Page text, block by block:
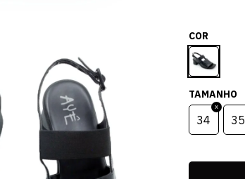
COR
TAMANHO
34 35